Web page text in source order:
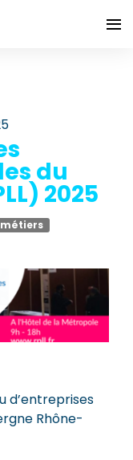
du
2025
d’entreprises
Rhône-